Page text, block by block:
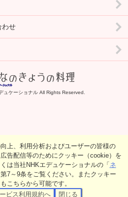
わせ
ケーショナル All Rights Reserved.
上、利用分析およびユーザーの皆様の
告配信等のためにクッキー（cookie）を
は当社NHKエデュケーショナルの「ネ
第7～9条をご覧ください。またクッキー
こちらから可能です。
ビス利用規約へ
閉じる